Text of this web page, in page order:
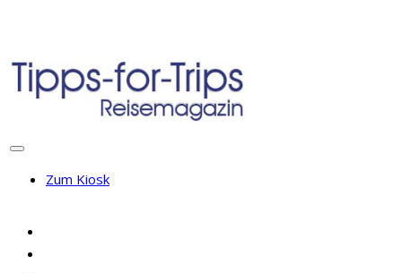
Zum Kiosk